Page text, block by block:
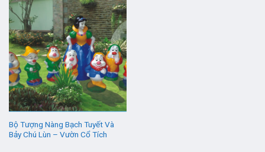
Bộ Tượng Nàng Bạch Tuyết Và
Bảy Chú Lùn – Vườn Cổ Tích